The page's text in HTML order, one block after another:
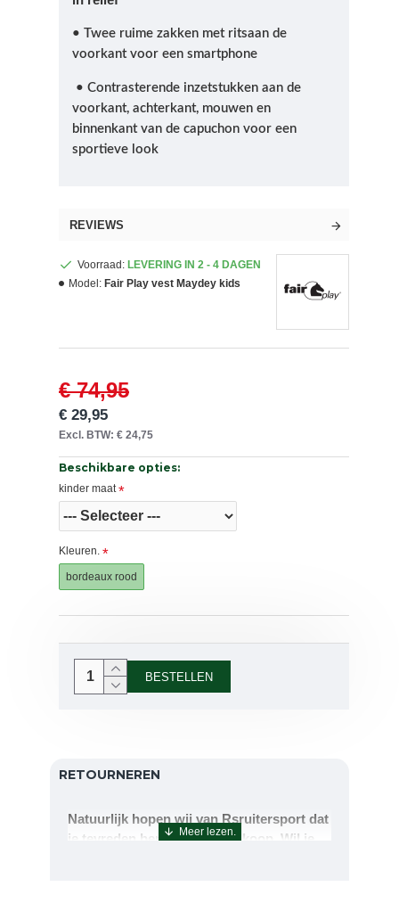
• Twee ruime zakken met ritsaan de
voorkant voor een smartphone
• Contrasterende inzetstukken aan de
voorkant, achterkant, mouwen en
binnenkant van de capuchon voor een
sportieve look
REVIEWS
Voorraad: LEVERING IN 2 - 4 DAGEN
Model: Fair Play vest Maydey kids
€ 29,95
€ 74,95
Excl. BTW: € 24,75
Beschikbare opties:
kinder maat
Kleuren.
bordeaux rood
BESTELLEN
RETOURNEREN
Natuurlijk hopen wij van Rsruitersport dat
je tevreden bent met uw aankoop. Wil je